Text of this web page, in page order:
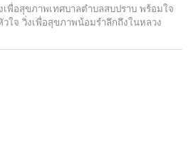
เพื่อสุขภาพเทศบาลตำบลสบปราบ พร้อมใจ
ใจ วิ่งเพื่อสุขภาพน้อมรำลึกถึงในหลวง